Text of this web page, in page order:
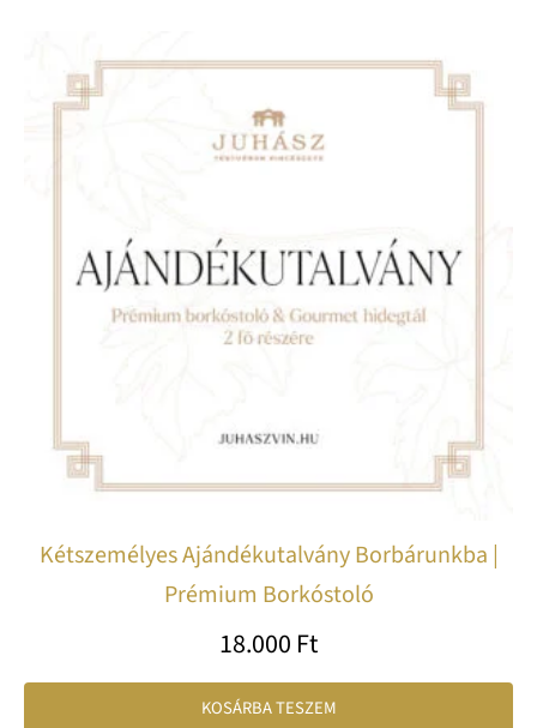
Kétszemélyes Ajándékutalvány Borbárunkba |
Prémium Borkóstoló
18.000 Ft
KOSÁRBA TESZEM